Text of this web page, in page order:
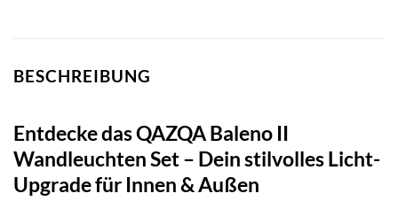
BESCHREIBUNG
Entdecke das QAZQA Baleno II
Wandleuchten Set – Dein stilvolles Licht-
Upgrade für Innen & Außen